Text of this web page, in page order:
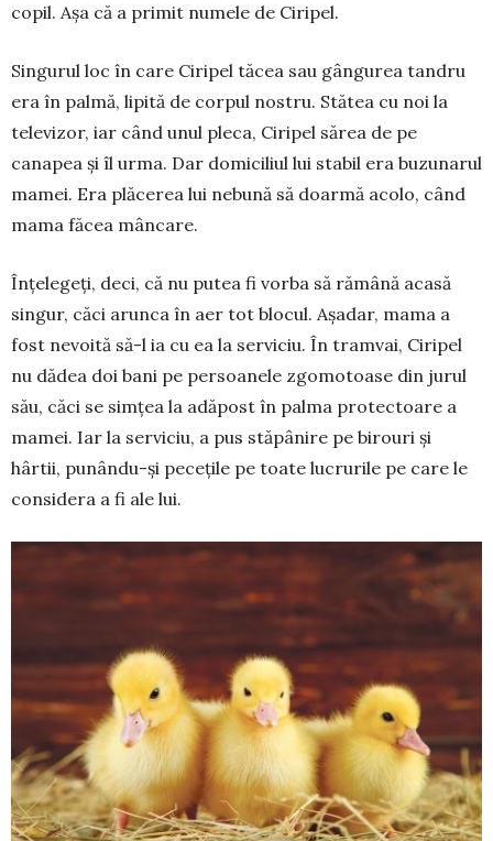
copil. Așa că a pri­mit numele de Ci­ripel.
Singurul loc în care Ciripel tăcea sau gân­gurea tandru
era în palmă, lipită de corpul nostru. Stătea cu noi la
televizor, iar când unul pleca, Ciripel sărea de pe
canapea și îl urma. Dar domiciliul lui stabil era buzunarul
mamei. Era plăcerea lui nebună să doarmă acolo, când
mama făcea mâncare.
Înțelegeți, deci, că nu putea fi vorba să ră­mână acasă
singur, căci arunca în aer tot blo­cul. Așadar, mama a
fost nevoită să-l ia cu ea la serviciu. În tramvai, Ciripel
nu dădea doi bani pe persoanele zgomotoase din jurul
său, căci se simțea la adăpost în palma protectoare a
mamei. Iar la serviciu, a pus stăpânire pe birouri și
hârtii, punându-și pecețile pe toate lucrurile pe care le
considera a fi ale lui.